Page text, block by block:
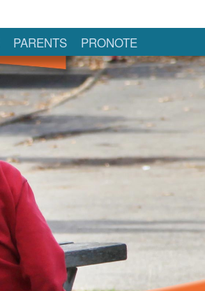
PARENTS PRONOTE